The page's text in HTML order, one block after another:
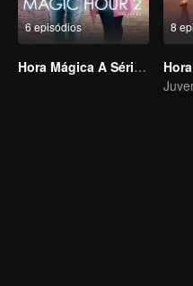
6 episódios
Hora Mágica A Série S2
8